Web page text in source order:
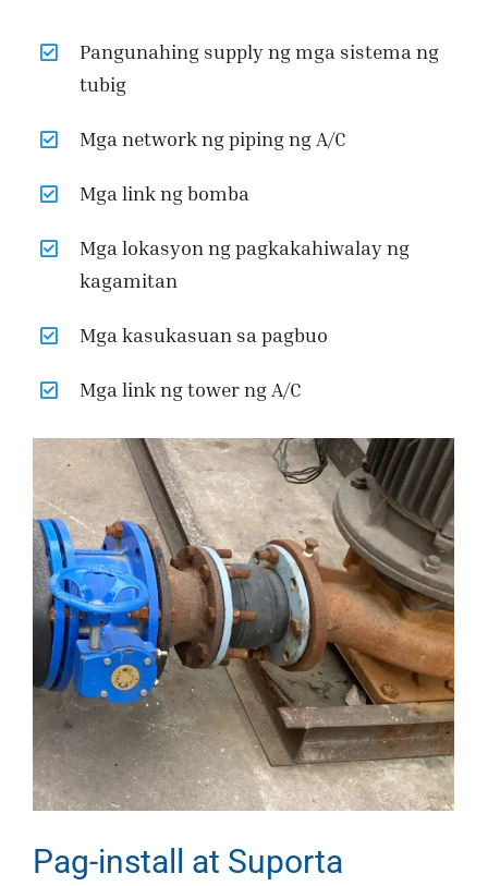
Pangunahing supply ng mga sistema ng
tubig
Mga network ng piping ng A/C
Mga link ng bomba
Mga lokasyon ng pagkakahiwalay ng
kagamitan
Mga kasukasuan sa pagbuo
Mga link ng tower ng A/C
Pag-install at Suporta